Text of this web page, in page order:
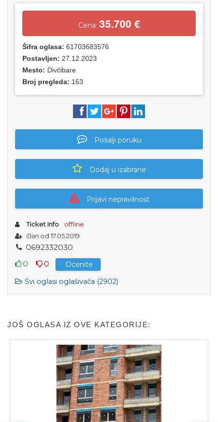
Cena: 35.700 €
Šifra oglasa: 61703683576
Postavljen: 27.12.2023
Mesto: Divčibare
Broj pregleda: 163
Pošalji poruku
Dodaj u izabrane
Prijavi nepravilnost
Ticket Info
offline
član od 17.05.2019
0692332030
0
0
Ocenite
Svi oglasi oglašivača (2902)
JOŠ OGLASA IZ OVE KATEGORIJE: